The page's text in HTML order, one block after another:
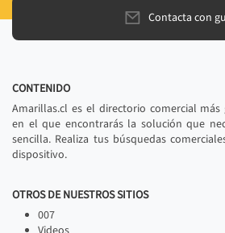
Contacta con
CONTENIDO
Amarillas.cl es el directorio comercial
en el que encontrarás la solución que
sencilla. Realiza tus búsquedas
dispositivo.
OTROS DE NUESTROS SITIOS
007